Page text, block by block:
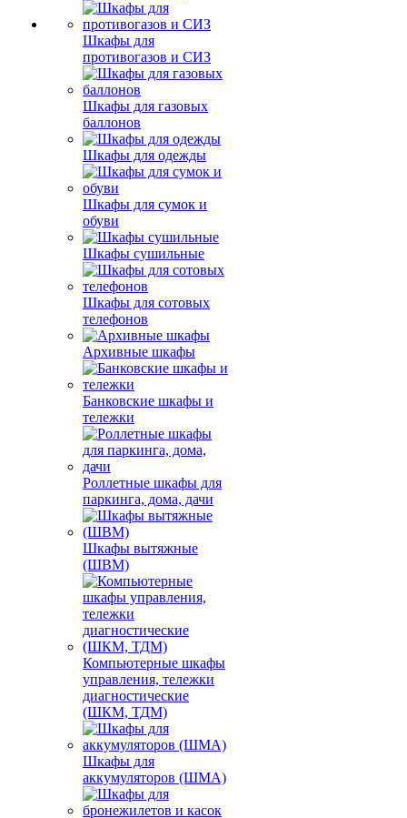
Шкафы для
противогазов и СИЗ
Шкафы для газовых
баллонов
Шкафы для одежды
Шкафы для сумок и
обуви
Шкафы сушильные
Шкафы для сотовых
телефонов
Архивные шкафы
Банковские шкафы и
тележки
Роллетные шкафы для
паркинга, дома, дачи
Шкафы вытяжные
(ШВМ)
Компьютерные шкафы
управления, тележки
диагностические
(ШКМ, ТДМ)
Шкафы для
аккумуляторов (ШМА)